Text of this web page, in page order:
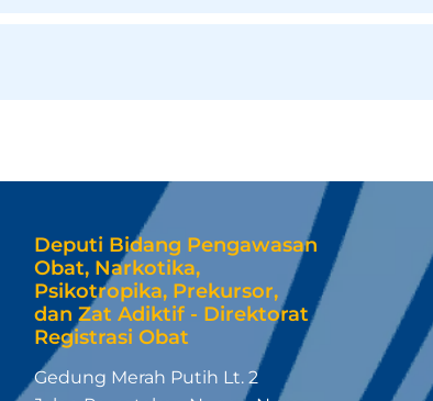
Deputi Bidang Pengawasan
Obat, Narkotika,
Psikotropika, Prekursor,
dan Zat Adiktif - Direktorat
Registrasi Obat
Gedung Merah Putih Lt. 2